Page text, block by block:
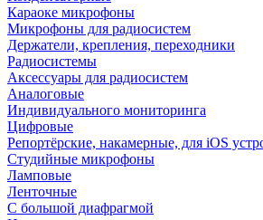
Караоке микрофоны
Микрофоны для радиосистем
Держатели, крепления, переходники
Радиосистемы
Аксессуары для радиосистем
Аналоговые
Индивидуального мониторинга
Цифровые
Репортёрские, накамерные, для iOS
Студийные микрофоны
Ламповые
Ленточные
С большой диафрагмой